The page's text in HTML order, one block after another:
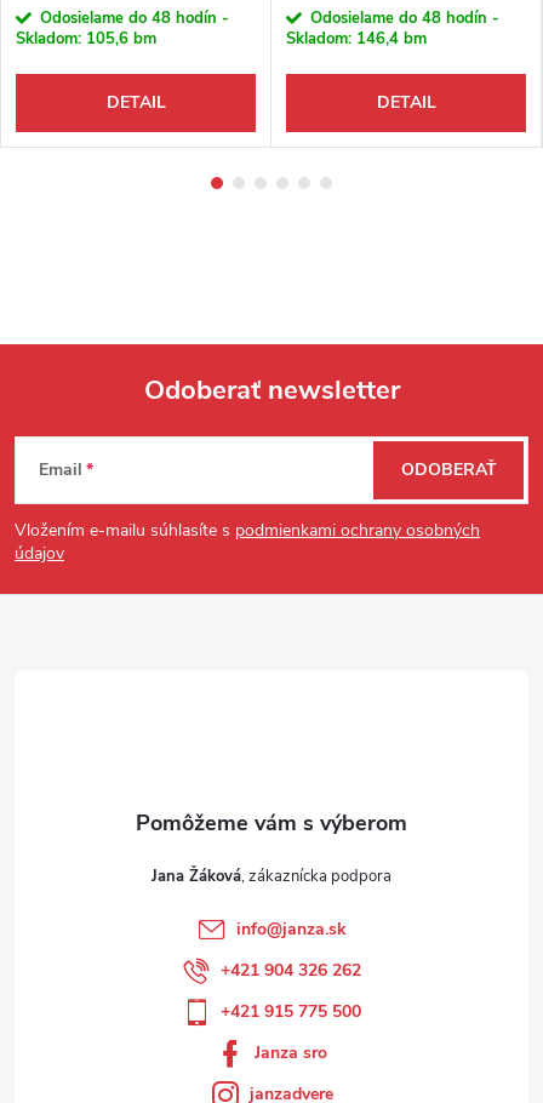
Odosielame do 48 hodín -
Skladom: 105,6 bm
DETAIL
Odosielame do 48 hodín -
Skladom: 146,4 bm
DETAIL
Zápätie
Odoberať newsletter
Email
Vložením e-mailu súhlasíte s podmienkami ochrany osobných
údajov
ODOBERAŤ
Jana Žáková
info@janza.sk
+421 904 326 262
+421 915 775 500
Janza sro
janzadvere